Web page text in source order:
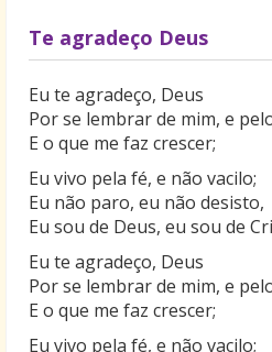
Te agradeço Deus
Eu te agradeço, Deus
Por se lembrar de mim, e
E o que me faz crescer;
Eu vivo pela fé, e não vacilo;
Eu não paro, eu não desisto,
Eu sou de Deus, eu sou de
Eu te agradeço, Deus
Por se lembrar de mim, e
E o que me faz crescer;
Eu vivo pela fé, e não vacilo;